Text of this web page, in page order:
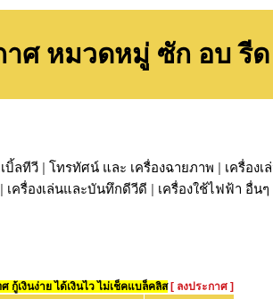
าศ หมวดหมู่ ซัก อบ รีด
บิ้ลทีวี | โทรทัศน์ และ เครื่องฉายภาพ | เครื่องเ
| เครื่องเล่นและบันทึกดีวีดี | เครื่องใช้ไฟฟ้า อื่นๆ
กู้เงินง่าย ได้เงินไว ไม่เช็คแบล็คลิส [ ลงประกาศ ]